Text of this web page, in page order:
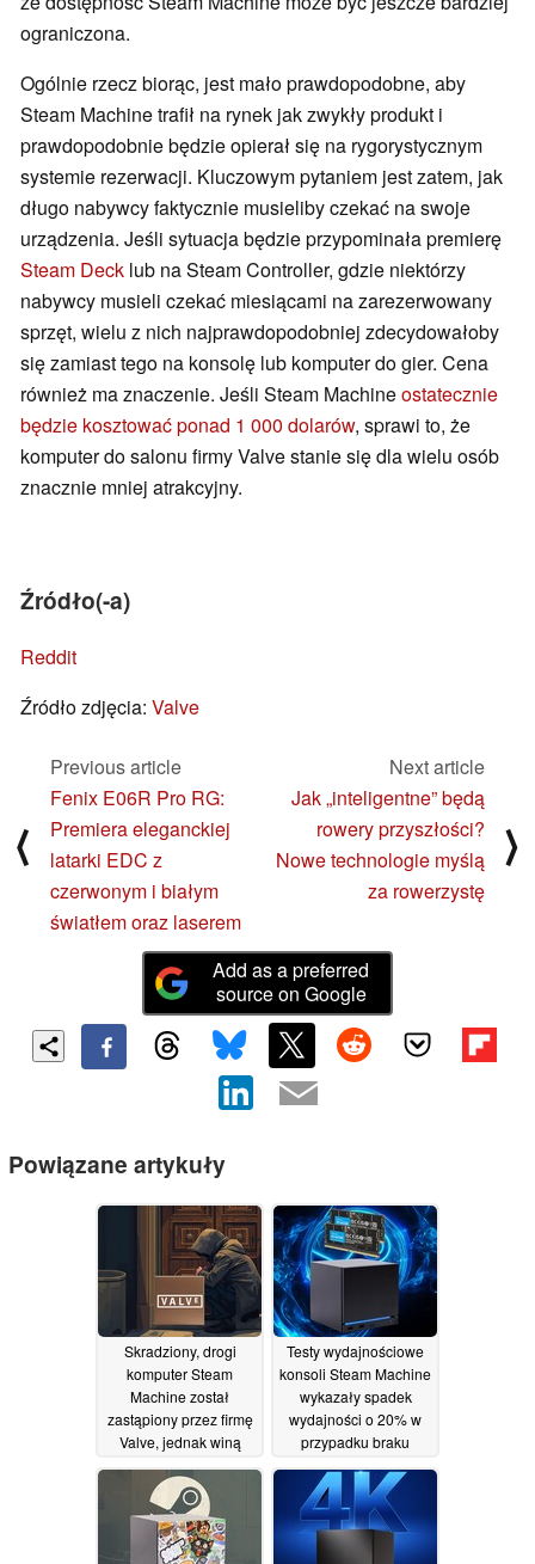
ograniczona.
Ogólnie rzecz biorąc, jest mało prawdopodobne, aby
Steam Machine trafił na rynek jak zwykły produkt i
prawdopodobnie będzie opierał się na rygorystycznym
systemie rezerwacji. Kluczowym pytaniem jest zatem, jak
długo nabywcy faktycznie musieliby czekać na swoje
urządzenia. Jeśli sytuacja będzie przypominała premierę
Steam Deck lub na Steam Controller, gdzie niektórzy
nabywcy musieli czekać miesiącami na zarezerwowany
sprzęt, wielu z nich najprawdopodobniej zdecydowałoby
się zamiast tego na konsolę lub komputer do gier. Cena
również ma znaczenie. Jeśli Steam Machineostatecznie
będzie kosztować ponad 1 000 dolarów, sprawi to, że
komputer do salonu firmy Valve stanie się dla wielu osób
znacznie mniej atrakcyjny.
Źródło(-a)
Reddit
Źródło zdjęcia: Valve
⟨
Previous article
Fenix E06R Pro RG:
Premiera eleganckiej
latarki EDC z
czerwonym i białym
światłem oraz laserem
Next article
Jak „inteligentne” będą
rowery przyszłości?
Nowe technologie myślą
za rowerzystę
⟩
Add as a preferred
source on Google
Powiązane artykuły
Skradziony, drogi
komputer Steam
Machine został
zastąpiony przez firmę
Valve, jednak winą
nieprecyzyjną politykę
wysyłkową20/07/2026
Testy wydajnościowe
konsoli Steam Machine
wykazały spadek
wydajności o 20% w
przypadku braku
dwukanałowym
01/07/2026